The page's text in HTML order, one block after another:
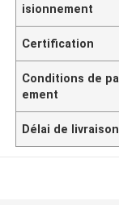
isionnement
Certification
Conditions de
ement
Délai de livraison